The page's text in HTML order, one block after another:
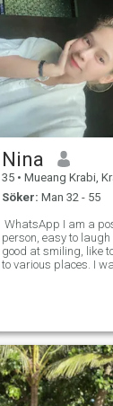
Nina
35 • Mueang Krabi, Krabi,
Söker: Man 32 - 55
WhatsApp I am a positive
person, easy to laugh , fun ,
good at smiling, like to travel
to various places. I want to
relation